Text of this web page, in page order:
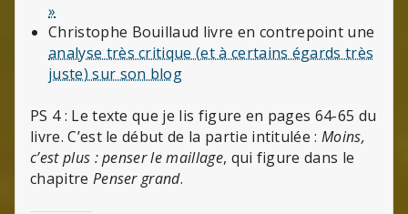
»
Christophe Bouillaud livre en contrepoint une
analyse très critique (et à certains égards très
juste) sur son blog
PS 4 : Le texte que je lis figure en pages 64-65 du
livre. C’est le début de la partie intitulée :Moins,
c’est plus : penser le maillage, qui figure dans le
chapitre Penser grand.